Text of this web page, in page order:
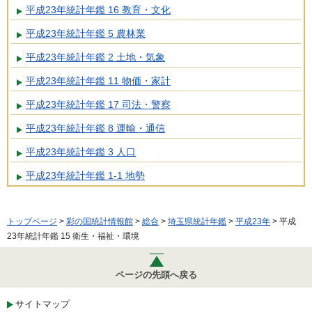
平成23年統計年鑑 16 教育・文化
平成23年統計年鑑 5 農林業
平成23年統計年鑑 2 土地・気象
平成23年統計年鑑 11 物価・家計
平成23年統計年鑑 17 司法・警察
平成23年統計年鑑 8 運輸・通信
平成23年統計年鑑 3 人口
平成23年統計年鑑 1-1 地勢
トップページ > 彩の国統計情報館 > 総合 > 埼玉県統計年鑑 > 平成23年 > 平成
23年統計年鑑 15 衛生・福祉・環境
ページの先頭へ戻る
サイトマップ